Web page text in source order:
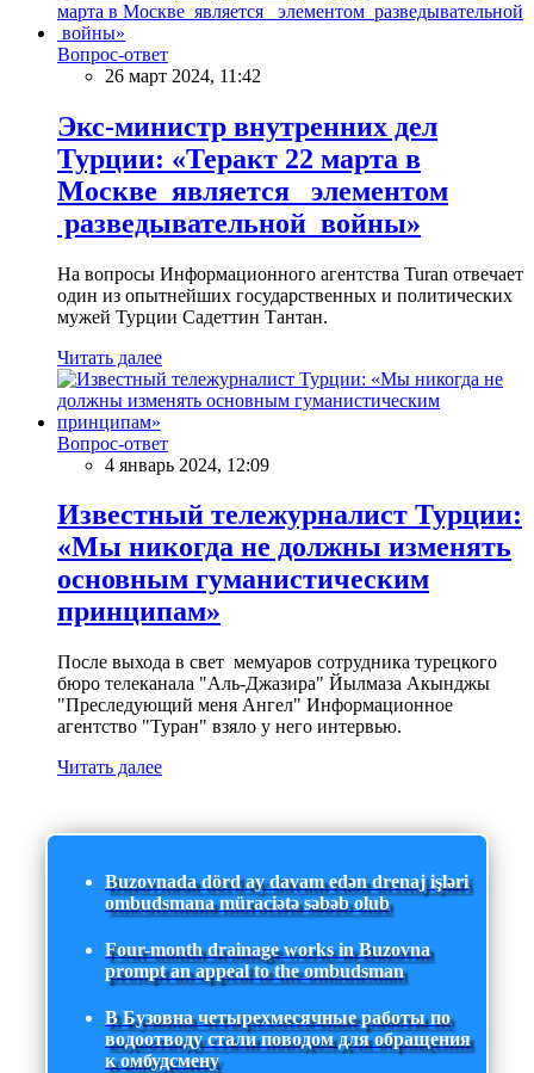
Вопрос-ответ
26 март 2024, 11:42
Экс-министр внутренних дел
Турции: «Теракт 22 марта в
Москве является элементом
разведывательной войны»
На вопросы Информационного агентства Turan отвечает
один из опытнейших государственных и политических
мужей Турции Садеттин Тантан.
Читать далее
Вопрос-ответ
4 январь 2024, 12:09
Известный тележурналист Турции:
«Мы никогда не должны изменять
основным гуманистическим
принципам»
После выхода в свет мемуаров сотрудника турецкого
бюро телеканала "Аль-Джазира" Йылмаза Акынджы
"Преследующий меня Ангел" Информационное
агентство "Туран" взяло у него интервью.
Читать далее
Buzovnada dörd ay davam edən drenaj işləri
ombudsmana müraciətə səbəb olub
Four-month drainage works in Buzovna
prompt an appeal to the ombudsman
В Бузовна четырехмесячные работы по
водоотводу стали поводом для обращения
к омбудсмену